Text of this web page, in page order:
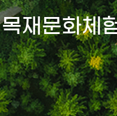
목재문화체